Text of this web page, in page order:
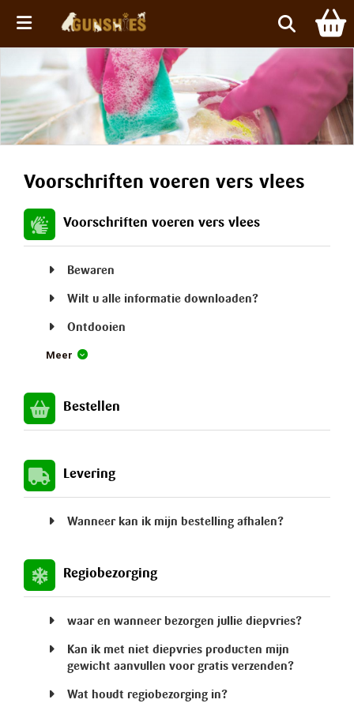
Menu
Voorschriften voeren vers vlees
Voorschriften voeren vers vlees
Bewaren
Wilt u alle informatie downloaden?
Ontdooien
Meer
Bestellen
Levering
Wanneer kan ik mijn bestelling afhalen?
Regiobezorging
waar en wanneer bezorgen jullie diepvries?
Kan ik met niet diepvries producten mijn
gewicht aanvullen voor gratis verzenden?
Wat houdt regiobezorging in?